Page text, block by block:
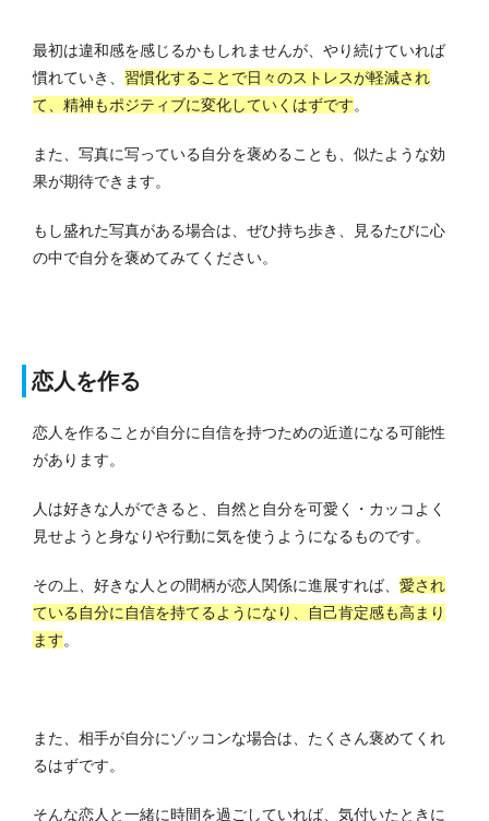
最初は違和感を感じるかもしれませんが、やり続けていれば
慣れていき、 習慣化することで日々のストレスが軽減され
て、精神もポジティブに変化していくはずです。
また、写真に写っている自分を褒めることも、似たような効
果が期待できます。
もし盛れた写真がある場合は、ぜひ持ち歩き、見るたびに心
の中で自分を褒めてみてください。
恋人を作る
恋人を作ることが自分に自信を持つための近道になる可能性
があります。
人は好きな人ができると、自然と自分を可愛く・カッコよく
見せようと身なりや行動に気を使うようになるものです。
その上、好きな人との間柄が恋人関係に進展すれば、 愛され
ている自分に自信を持てるようになり、自己肯定感も高まり
ます。
また、相手が自分にゾッコンな場合は、たくさん褒めてくれ
るはずです。
そんな恋人と一緒に時間を過ごしていれば、気付いたときに